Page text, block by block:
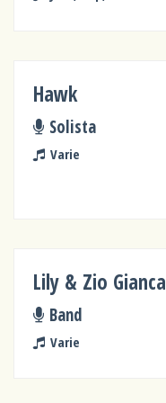
Hawk
Solista
Varie
Lily & Zio Gianca
Band
Varie